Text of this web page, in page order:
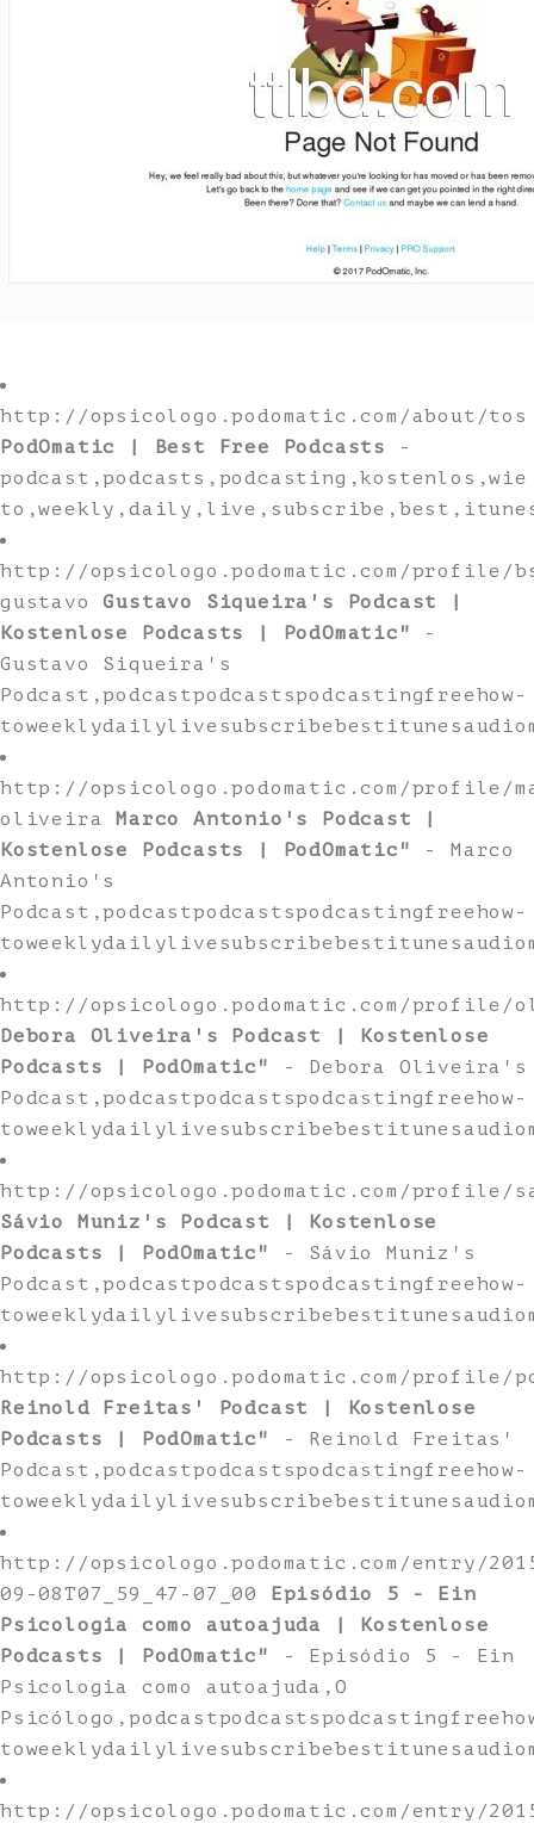
http://opsicologo.podomatic.com/about/tos
PodOmatic | Best Free Podcasts
-
podcast,podcasts,podcasting,kostenlos,wie
http://opsicologo.podomatic.com/profile/
gustavoGustavo Siqueira's Podcast |
Kostenlose Podcasts | PodOmatic"
-
Gustavo Siqueira's
Podcast,podcastpodcastspodcastingfreehow-
http://opsicologo.podomatic.com/profile/
oliveira Marco Antonio's Podcast |
Kostenlose Podcasts | PodOmatic"
- Marco
Antonio's
Podcast,podcastpodcastspodcastingfreehow-
http://opsicologo.podomatic.com/profile/
Debora Oliveira's Podcast | Kostenlose
Podcasts | PodOmatic"
- Debora Oliveira's
Podcast,podcastpodcastspodcastingfreehow-
http://opsicologo.podomatic.com/profile/
Sávio Muniz's Podcast | Kostenlose
Podcasts | PodOmatic"
- Sávio Muniz's
Podcast,podcastpodcastspodcastingfreehow-
http://opsicologo.podomatic.com/profile/
Reinold Freitas' Podcast | Kostenlose
Podcasts | PodOmatic"
- Reinold Freitas'
Podcast,podcastpodcastspodcastingfreehow-
http://opsicologo.podomatic.com/entry/
09-08T07_59_47-07_00
Episódio 5 - Ein
Psicologia como autoajuda | Kostenlose
Podcasts | PodOmatic"
- Episódio 5 - Ein
Psicologia como autoajuda,O
http://opsicologo.podomatic.com/entry/